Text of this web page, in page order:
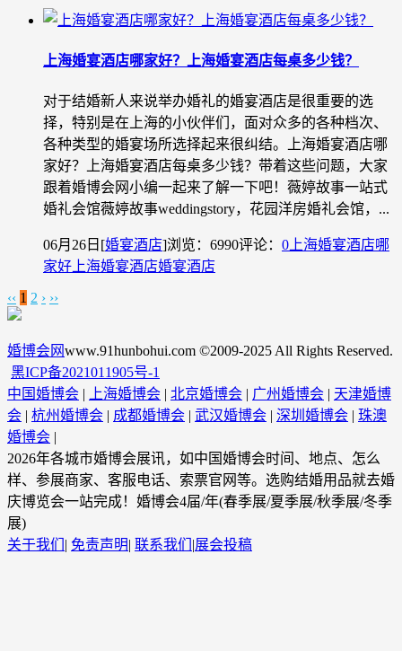
上海婚宴酒店哪家好？上海婚宴酒店每桌多少钱？
对于结婚新人来说举办婚礼的婚宴酒店是很重要的选
择，特别是在上海的小伙伴们，面对众多的各种档次、
各种类型的婚宴场所选择起来很纠结。上海婚宴酒店哪
家好？上海婚宴酒店每桌多少钱？带着这些问题，大家
跟着婚博会网小编一起来了解一下吧！薇婷故事一站式
婚礼会馆薇婷故事weddingstory，花园洋房婚礼会馆，...
06月26日 [婚宴酒店]浏览：6990评论： 0 上海婚宴酒店哪
家好 上海婚宴酒店婚宴酒店
‹‹ 1 2 › ››
婚博会网www.91hunbohui.com ©2009-2025 All Rights Reserved.
黑ICP备2021011905号-1
中国婚博会 | 上海婚博会 | 北京婚博会 | 广州婚博会 | 天津婚博
会 | 杭州婚博会 | 成都婚博会 | 武汉婚博会 | 深圳婚博会 | 珠澳
婚博会 |
2026年各城市婚博会展讯，如中国婚博会时间、地点、怎么
样、参展商家、客服电话、索票官网等。选购结婚用品就去婚
庆博览会一站完成！婚博会4届/年(春季展/夏季展/秋季展/冬季
展)
关于我们 | 免责声明| 联系我们 |展会投稿